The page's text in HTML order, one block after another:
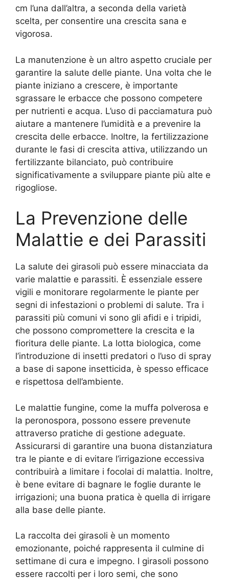
cm l’una dall’altra, a seconda della varietà
scelta, per consentire una crescita sana e
vigorosa.
La manutenzione è un altro aspetto cruciale per
garantire la salute delle piante. Una volta che le
piante iniziano a crescere, è importante
sgrassare le erbacce che possono competere
per nutrienti e acqua. L’uso di pacciamatura può
aiutare a mantenere l’umidità e a prevenire la
crescita delle erbacce. Inoltre, la fertilizzazione
durante le fasi di crescita attiva, utilizzando un
fertilizzante bilanciato, può contribuire
significativamente a sviluppare piante più alte e
rigogliose.
La Prevenzione delle
Malattie e dei Parassiti
La salute dei girasoli può essere minacciata da
varie malattie e parassiti. È essenziale essere
vigili e monitorare regolarmente le piante per
segni di infestazioni o problemi di salute. Tra i
parassiti più comuni vi sono gli afidi e i tripidi,
che possono compromettere la crescita e la
fioritura delle piante. La lotta biologica, come
l’introduzione di insetti predatori o l’uso di spray
a base di sapone insetticida, è spesso efficace
e rispettosa dell’ambiente.
Le malattie fungine, come la muffa polverosa e
la peronospora, possono essere prevenute
attraverso pratiche di gestione adeguate.
Assicurarsi di garantire una buona distanziatura
tra le piante e di evitare l’irrigazione eccessiva
contribuirà a limitare i focolai di malattia. Inoltre,
è bene evitare di bagnare le foglie durante le
irrigazioni; una buona pratica è quella di irrigare
alla base delle piante.
La raccolta dei girasoli è un momento
emozionante, poiché rappresenta il culmine di
settimane di cura e impegno. I girasoli possono
essere raccolti per i loro semi, che sono